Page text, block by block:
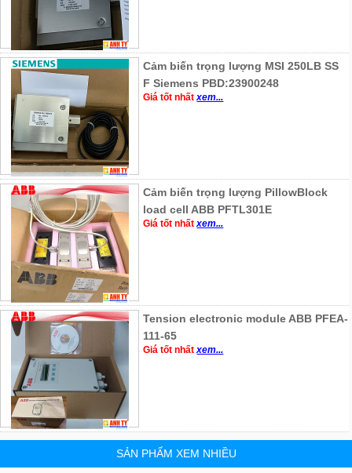
Cảm biến trọng lượng MSI 250LB SS
F Siemens PBD:23900248
Giá tốt nhấtxem...
Cảm biến trọng lượng PillowBlock
load cell ABB PFTL301E
Giá tốt nhấtxem...
Tension electronic module ABB PFEA-
111-65
Giá tốt nhấtxem...
SẢN PHẨM XEM NHIỀU